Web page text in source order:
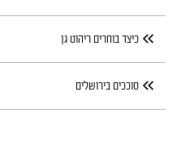
כיצד בוחרים ריהוט גן
סוככים בירושלים